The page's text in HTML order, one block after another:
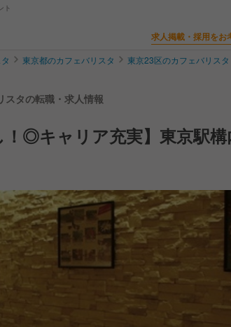
ト
求人掲載・採用をお
東京都のカフェバリスタ 東京23区のカフェバリスタ
スタの転職・求人情報
◎キャリア充実】東京駅構